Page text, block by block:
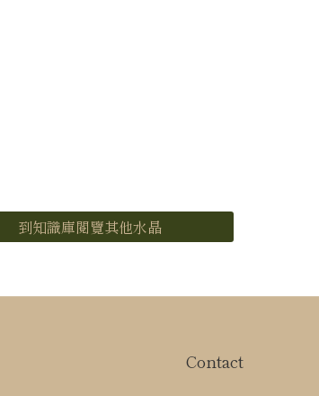
到知識庫閱覽其他水晶
Contact